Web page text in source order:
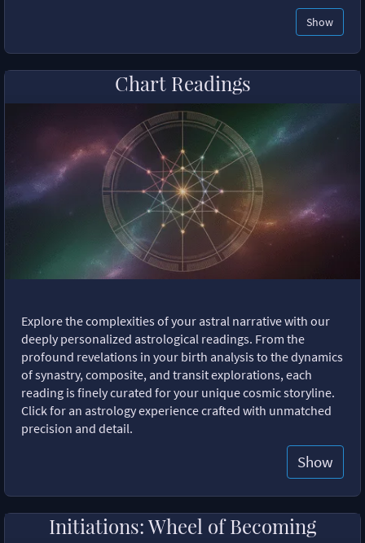
Show
Chart Readings
Explore the complexities of your astral narrative with our
deeply personalized astrological readings. From the
profound revelations in your birth analysis to the dynamics
of synastry, composite, and transit explorations, each
reading is finely curated for your unique cosmic storyline.
Click for an astrology experience crafted with unmatched
precision and detail.
Show
Initiations: Wheel of Becoming